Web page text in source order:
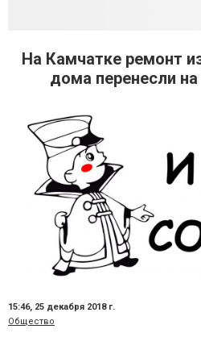
На Камчатке ремонт
дома перенесли
15:46, 25 декабря 2018 г.
Общество